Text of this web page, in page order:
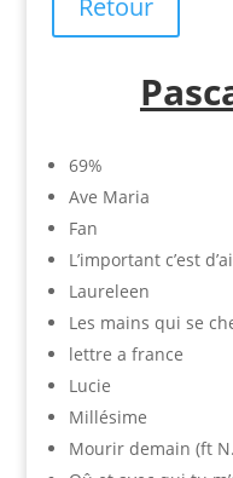
Retour
69%
Ave Maria
Fan
L’important c’est
Laureleen
Les mains qui se
lettre a france
Lucie
Millésime
Mourir demain (ft